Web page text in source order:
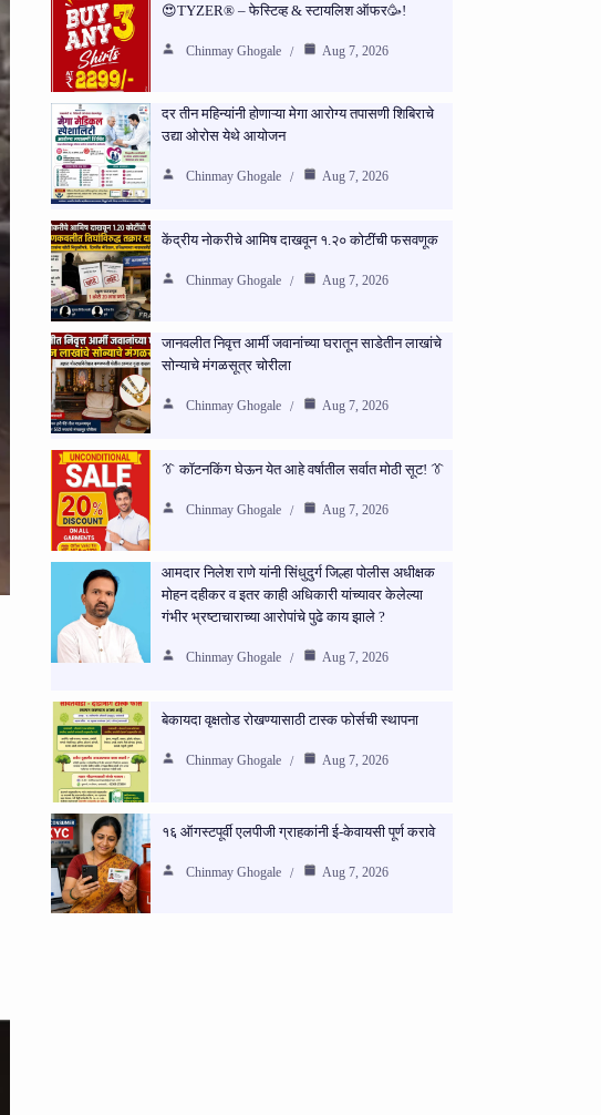
😍TYZER® – फेस्टिव्ह & स्टायलिश ऑफर🥳!
Chinmay Ghogale Aug 7, 2026
दर तीन महिन्यांनी होणाऱ्या मेगा आरोग्य तपासणी शिबिराचे
उद्या ओरोस येथे आयोजन
Chinmay Ghogale Aug 7, 2026
केंद्रीय नोकरीचे आमिष दाखवून १.२० कोटींची फसवणूक
Chinmay Ghogale Aug 7, 2026
जानवलीत निवृत्त आर्मी जवानांच्या घरातून साडेतीन लाखांचे
सोन्याचे मंगळसूत्र चोरीला
Chinmay Ghogale Aug 7, 2026
👔 कॉटनकिंग घेऊन येत आहे वर्षातील सर्वात मोठी सूट! 👔
Chinmay Ghogale Aug 7, 2026
आमदार निलेश राणे यांनी सिंधुदुर्ग जिल्हा पोलीस अधीक्षक
मोहन दहीकर व इतर काही अधिकारी यांच्यावर केलेल्या
गंभीर भ्रष्टाचाराच्या आरोपांचे पुढे काय झाले ?
Chinmay Ghogale Aug 7, 2026
बेकायदा वृक्षतोड रोखण्यासाठी टास्क फोर्सची स्थापना
Chinmay Ghogale Aug 7, 2026
१६ ऑगस्टपूर्वी एलपीजी ग्राहकांनी ई-केवायसी पूर्ण करावे
Chinmay Ghogale Aug 7, 2026